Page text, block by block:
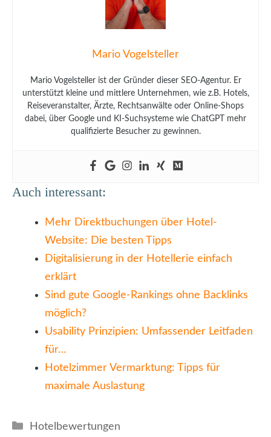
Mario Vogelsteller
Mario Vogelsteller ist der Gründer dieser SEO-Agentur. Er
unterstützt kleine und mittlere Unternehmen, wie z.B. Hotels,
Reiseveranstalter, Ärzte, Rechtsanwälte oder Online-Shops
dabei, über Google und KI-Suchsysteme wie ChatGPT mehr
qualifizierte Besucher zu gewinnen.
Auch interessant:
Mehr Direktbuchungen über Hotel-
Website: Die besten Tipps
Digitalisierung in der Hotellerie einfach
erklärt
Sind gute Google-Rankings ohne Backlinks
möglich?
Usability Prinzipien: Umfassender Leitfaden
für…
Hotelzimmer Vermarktung: Tipps für
maximale Auslastung
Kategorien
Hotelbewertungen